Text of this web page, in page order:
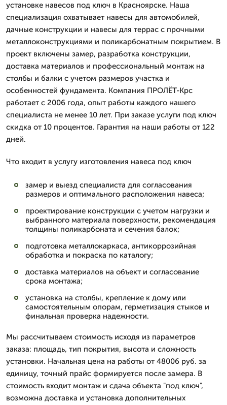
установке навесов под ключ в Красноярске. Наша
специализация охватывает навесы для автомобилей,
дачные конструкции и навесы для террас с прочными
металлоконструкциями и поликарбонатным покрытием. В
проект включены замер, разработка конструкции,
доставка материалов и профессиональный монтаж на
столбы и балки с учетом размеров участка и
особенностей фундамента. Компания ПРОЛЁТ-Крс
работает с 2006 года, опыт работы каждого нашего
специалиста не менее 10 лет. При заказе услуги под ключ
скидка от 10 процентов. Гарантия на наши работы от 122
дней.
Что входит в услугу изготовления навеса под ключ
замер и выезд специалиста для согласования
размеров и оптимального расположения навеса;
проектирование конструкции с учетом нагрузки и
выбранного материала поверхности, рекомендация
толщины поликарбоната и сечения балок;
подготовка металлокаркаса, антикоррозийная
обработка и покраска по каталогу;
доставка материалов на объект и согласование
срока монтажа;
установка на столбы, крепление к дому или
самостоятельным опорам, герметизация стыков и
финальная проверка надежности.
Мы рассчитываем стоимость исходя из параметров
заказа: площадь, тип покрытия, высота и сложность
установки. Начальная цена на работы от 48006 руб. за
единицу, точный прайс формируется после замера. В
стоимость входит монтаж и сдача объекта "под ключ",
возможна доставка и установка дополнительных